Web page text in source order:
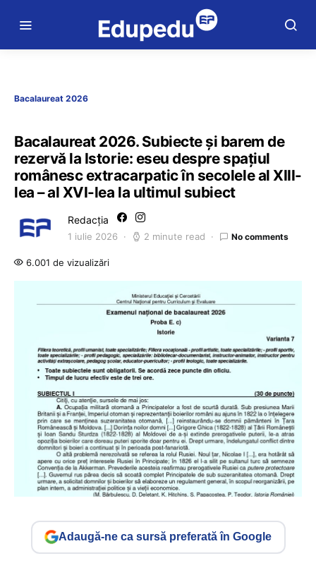
Bacalaureat 2026
Bacalaureat 2026. Subiecte și barem de
rezervă la Istorie: eseu despre spațiul
românesc extracarpatic în secolele al XIII-
lea – al XVI-lea la ultimul subiect
Redacția
1 iulie 2026 2 minute read No comments
6.001 de vizualizări
Adaugă-ne ca sursă preferată în Google